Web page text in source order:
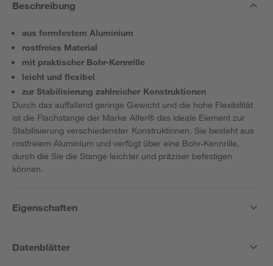
Beschreibung
aus formfestem Aluminium
rostfreies Material
mit praktischer Bohr-Kennrille
leicht und flexibel
zur Stabilisierung zahlreicher Konstruktionen
Durch das auffallend geringe Gewicht und die hohe Flexibilität
ist die Flachstange der Marke Alfer® das ideale Element zur
Stabilisierung verschiedenster Konstruktionen. Sie besteht aus
rostfreiem Aluminium und verfügt über eine Bohr-Kennrille,
durch die Sie die Stange leichter und präziser befestigen
können.
Eigenschaften
Datenblätter